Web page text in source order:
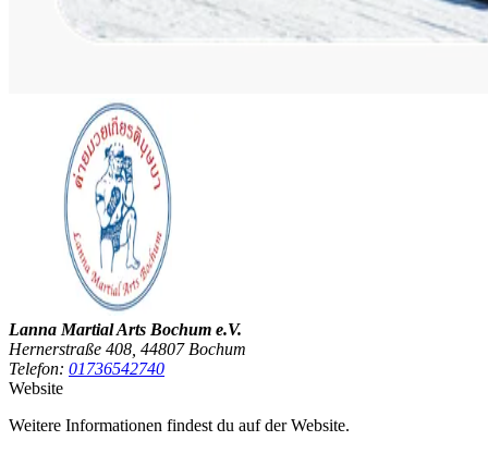
Lanna Martial Arts Bochum e.V.
Hernerstraße 408, 44807 Bochum
Telefon: 01736542740
Website
Weitere Informationen findest du auf der Website.